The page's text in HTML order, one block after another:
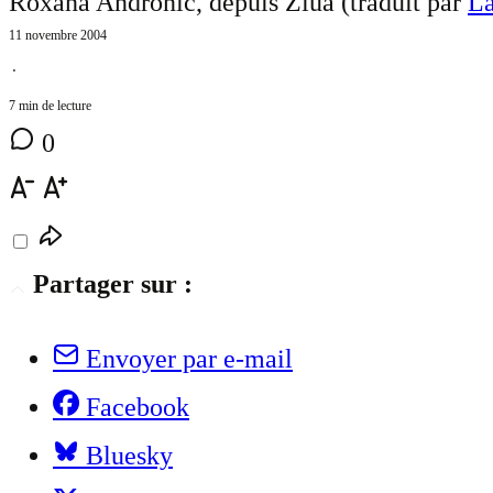
11 novembre 2004
⋅
7 min de lecture
0
Partager sur :
Envoyer par e-mail
Facebook
Bluesky